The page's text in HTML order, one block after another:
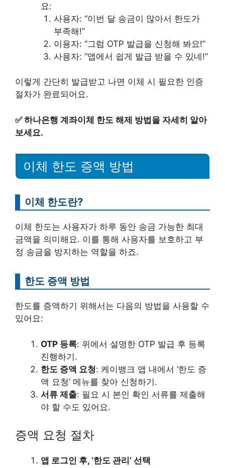
요:
사용자: “이번 달 송금이 많아서 한도가
부족해!”
이용자: “그럼 OTP 발급을 신청해 봐요!”
사용자: “앱에서 쉽게 발급 받을 수 있네!”
이렇게 간단히 발급받고 나면 이체 시 필요한 인증
절차가 완료되어요.
✅하나은행 계좌이체 한도 해제 방법을 자세히 알아
보세요.
이체 한도 증액 방법
이체 한도란?
이체 한도는 사용자가 하루 동안 송금 가능한 최대
금액을 의미해요. 이를 통해 사용자를 보호하고 부
정 송금을 방지하는 역할을 하죠.
한도 증액 방법
한도를 증액하기 위해서는 다음의 방법을 사용할 수
있어요:
OTP 등록: 위에서 설명한 OTP 발급 후 등록
진행하기.
한도 증액 요청: 케이뱅크 앱 내에서 ‘한도 증
액 요청’ 메뉴를 찾아 신청하기.
서류 제출: 필요 시 본인 확인 서류를 제출해
야 할 수도 있어요.
증액 요청 절차
앱 로그인 후, ‘한도 관리’ 선택